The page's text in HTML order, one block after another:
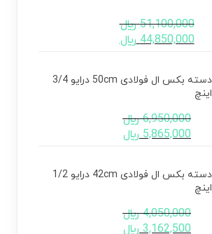
51,100,000 ﷼
44,850,000 ﷼
دسته بکس ال فولادی 50cm درایو 3/4
اینچ
6,950,000 ﷼
5,865,000 ﷼
دسته بکس ال فولادی 42cm درایو 1/2
اینچ
4,050,000 ﷼
3,162,500 ﷼